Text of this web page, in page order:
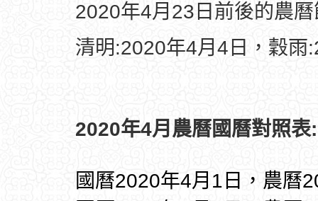
2020年4月23日前後的農
清明:2020年4月4日，穀雨
2020年4月農曆國曆對照表:
國曆2020年4月1日，農曆